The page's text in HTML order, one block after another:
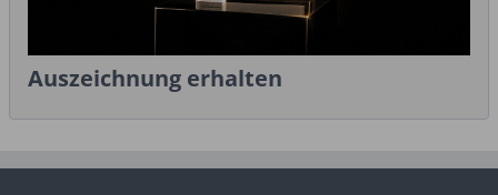
Auszeichnung erhalten